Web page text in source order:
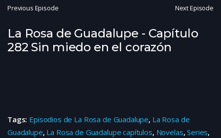
Previous Episode Next Episode
La Rosa de Guadalupe - Capítulo
282 Sin miedo en el corazón
Tags: Episodios de La Rosa de Guadalupe, La Rosa de
Guadalupe, La Rosa de Guadalupe capítulos, Novelas,Series,